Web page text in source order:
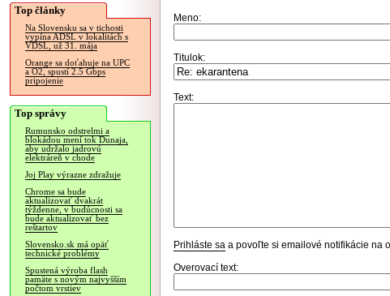
Top články
Na Slovensku sa v tichosti
vypína ADSL v lokalitách s
VDSL, už 31. mája
Orange sa doťahuje na UPC
a O2, spustí 2.5 Gbps
pripojenie
Top správy
Rumunsko odstrelmi a
blokádou mení tok Dunaja,
aby udržalo jadrovú
elektráreň v chode
Joj Play výrazne zdražuje
Chrome sa bude
aktualizovať dvakrát
týždenne, v budúcnosti sa
bude aktualizovať bez
reštartov
Slovensko.sk má opäť
technické problémy
Spustená výroba flash
pamäte s novým najvyšším
počtom vrstiev
Meno:
Titulok:
Text:
Prihláste sa a povoľte si emailové notifikácie na
Overovací text: